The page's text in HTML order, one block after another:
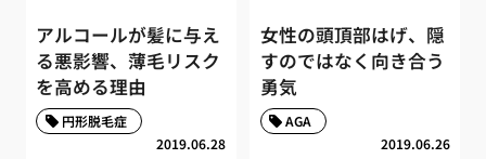
アルコールが髪に与え
る悪影響、薄毛リスク
を高める理由
2019.06.28
円形脱毛症
女性の頭頂部はげ、隠
すのではなく向き合う
勇気
2019.06.26
AGA